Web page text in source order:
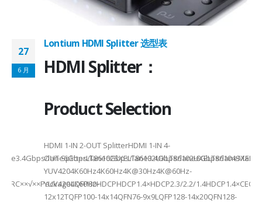
Rate3.4Gbps/lane6Gbps/lane6Gbps/lane3.4Gbps/lane6Gbps/laneMax
27
6 月
Lontium HDMI Splitter 选型表
HDMI Splitter：
Product Selection
HDMI 1-IN 2-OUT SplitterHDMI 1-IN 4-
OUT
YUV4204K60Hz4K60Hz4K@30Hz4K@60Hz-
YUV4204K60HzHDCPHDCP1.4×HDCP2.3/2.2/
12x12TQFP100-14x14QFN76-9x9LQFP128-14x20QFN128-